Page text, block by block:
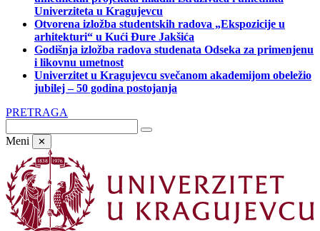
Univerziteta u Kragujevcu
Otvorena izložba studentskih radova „Ekspozicije u
arhitekturi“ u Kući Đure Jakšića
Godišnja izložba radova studenata Odseka za primenjenu
i likovnu umetnost
Univerzitet u Kragujevcu svečanom akademijom obeležio
jubilej – 50 godina postojanja
PRETRAGA
Meni ✕